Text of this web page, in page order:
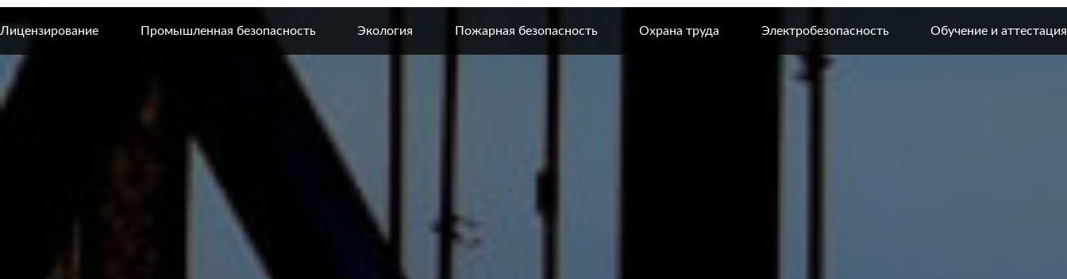
Лицензирование Промышленная безопасность Экология Пожарная безопасность Охрана труда Электробезопасность Обучение и аттестация